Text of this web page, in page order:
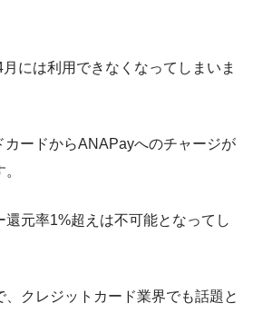
には利用できなくなってしまいま
カードからANAPayへのチャージが
還元率1%超えは不可能となってし
、クレジットカード業界でも話題と